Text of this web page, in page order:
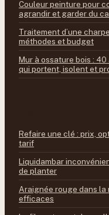
Couleur peinture pour
agrandir et garder du
Traitement d’une
méthodes et budget
Mur à ossature bois :
qui portent, isolent et
Refaire une clé : prix,
tarif
Liquidambar
de planter
Araignée rouge dans la
efficaces